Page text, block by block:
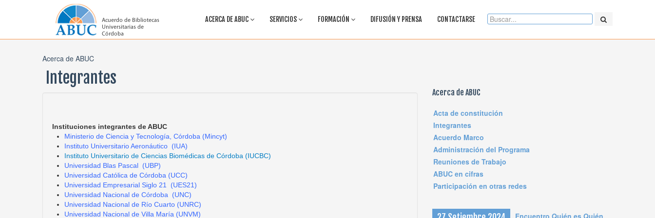
ACERCA DE ABUC SERVICIOS FORMACIÓN DIFUSIÓN Y PRENSA CONTACTARSE
Acerca de ABUC
Integrantes
Instituciones integrantes de ABUC
Ministerio de Ciencia y Tecnología, Córdoba (Mincyt)
Instituto Universitario Aeronáutico (IUA)
Instituto Universitario de Ciencias Biomédicas de Córdoba (IUCBC)
Universidad Blas Pascal (UBP)
Universidad Católica de Córdoba (UCC)
Universidad Empresarial Siglo 21
(UES21)
Universidad Nacional de Córdoba
(UNC)
Universidad Nacional de Río Cuarto (UNRC)
Universidad Nacional de Villa María (UNVM)
Acerca de ABUC
Acta de constitución
Integrantes
Acuerdo Marco
Administración del Programa
Reuniones de Trabajo
ABUC en cifras
Participación en otras redes
Encuentro Quién es Quién